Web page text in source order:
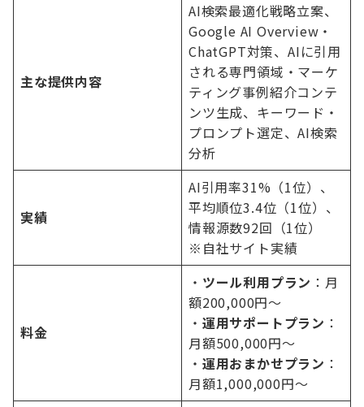
主な提供内容
AI検索最適化戦略立案、
Google AI Overview・
ChatGPT対策、AIに引用
される専門領域・マーケ
ティング事例紹介コンテ
ンツ生成、キーワード・
プロンプト選定、AI検索
分析
実績
AI引用率31%（1位）、
平均順位3.4位（1位）、
情報源数92回（1位）
※自社サイト実績
料金
・ ツール利用プラン ：月
額200,000円〜
・ 運用サポートプラン ：
月額500,000円〜
・ 運用おまかせプラン ：
月額1,000,000円〜